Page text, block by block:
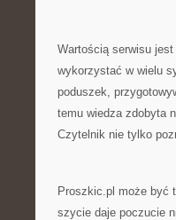
Wartością serwisu
wykorzystać w wielu
poduszek,
temu wiedza zdobyta
Czytelnik nie tylko
Proszkic.pl może być
szycie daje poczucie